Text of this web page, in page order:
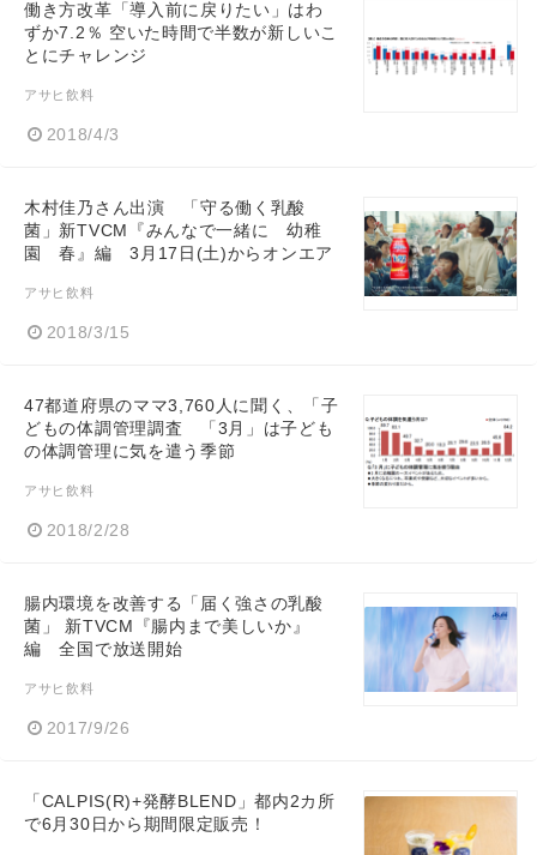
働き方改革「導入前に戻りたい」はわ
ずか7.2％ 空いた時間で半数が新しいこ
とにチャレンジ
アサヒ飲料
2018/4/3
木村佳乃さん出演 「守る働く乳酸
菌」新TVCM『みんなで一緒に 幼稚
園 春』編 3月17日(土)からオンエア
アサヒ飲料
2018/3/15
47都道府県のママ3,760人に聞く、「子
どもの体調管理調査 「3月」は子ども
の体調管理に気を遣う季節
アサヒ飲料
2018/2/28
腸内環境を改善する「届く強さの乳酸
菌」 新TVCM『腸内まで美しいか』
編 全国で放送開始
アサヒ飲料
2017/9/26
「CALPIS(R)+発酵BLEND」都内2カ所
で6月30日から期間限定販売！